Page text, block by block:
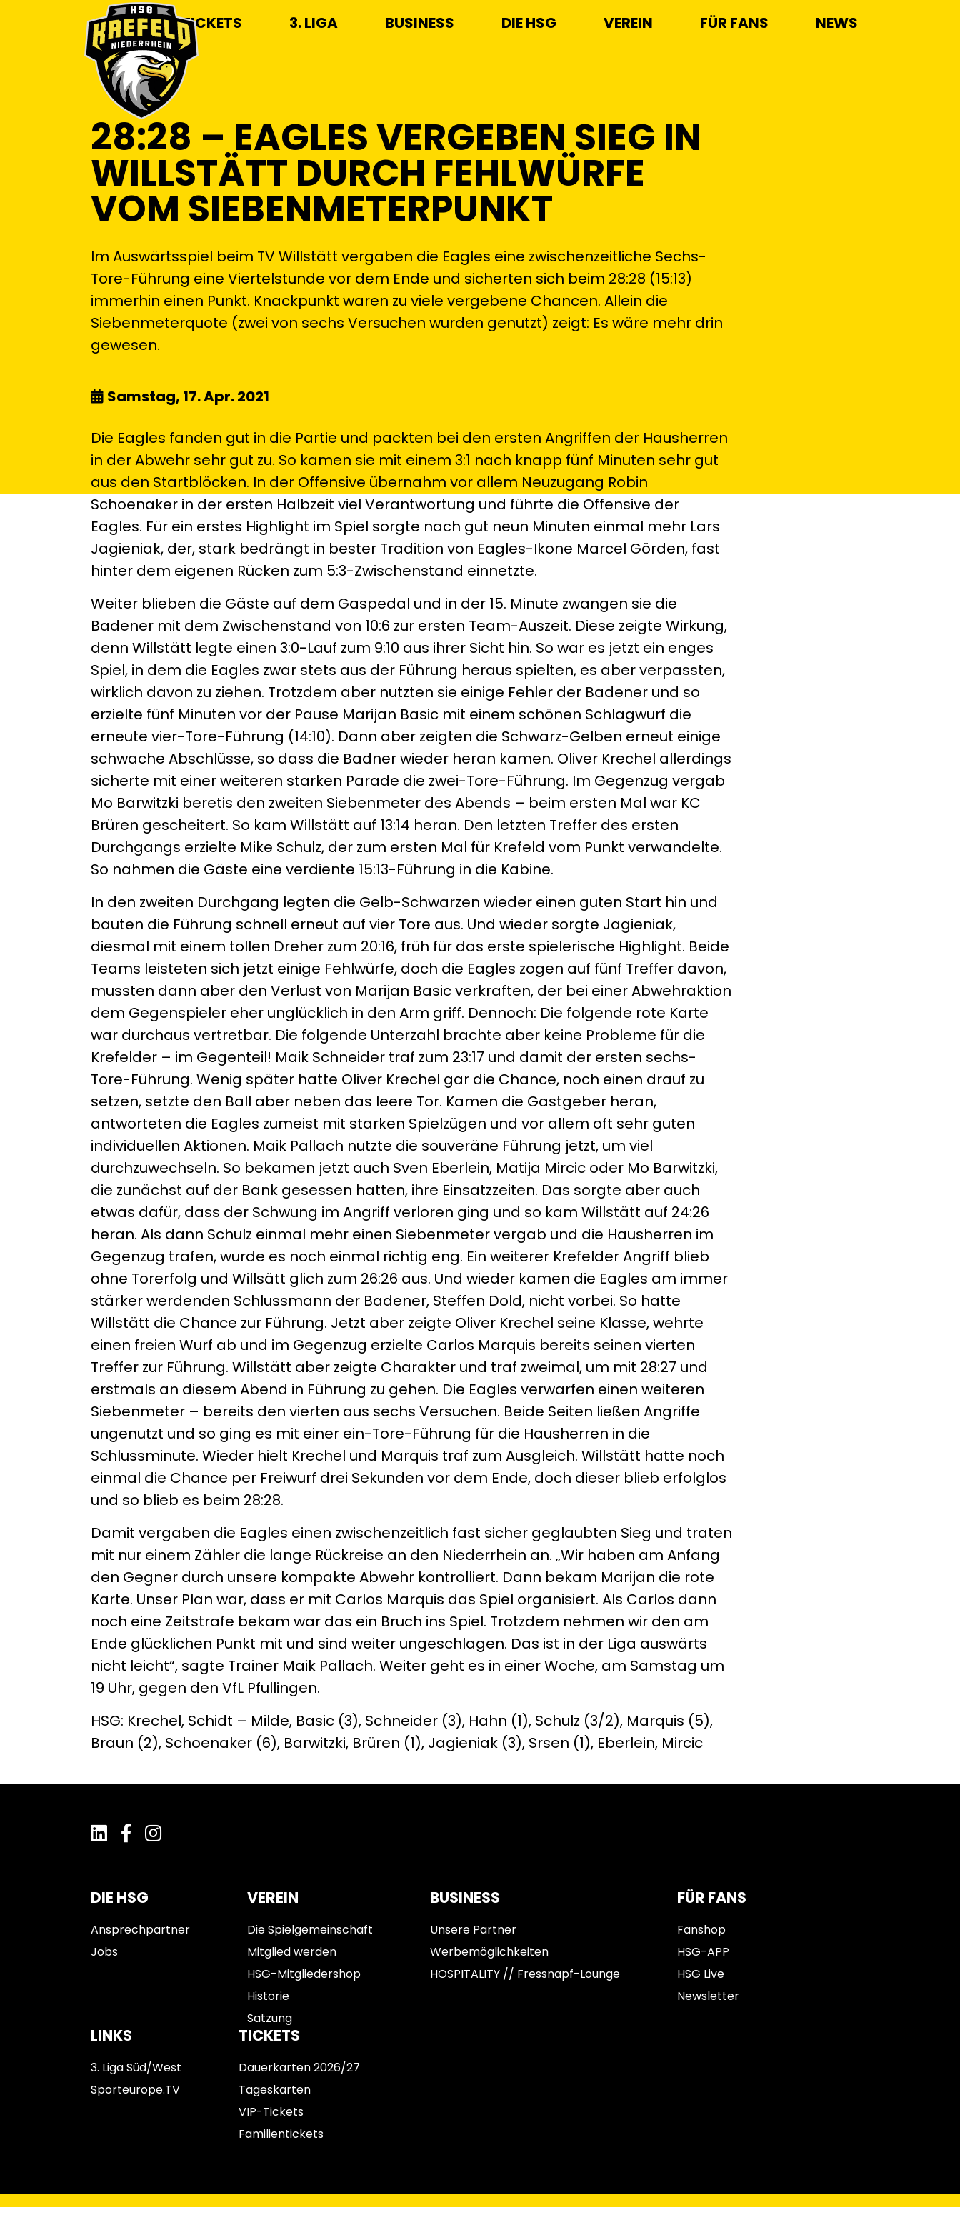
TICKETS 3. LIGA BUSINESS DIE HSG VEREIN FÜR FANS NEWS
28:28 – EAGLES VERGEBEN SIEG IN
WILLSTÄTT DURCH FEHLWÜRFE
VOM SIEBENMETERPUNKT
Im Auswärtsspiel beim TV Willstätt vergaben die Eagles eine zwischenzeitliche Sechs-
Tore-Führung eine Viertelstunde vor dem Ende und sicherten sich beim 28:28 (15:13)
immerhin einen Punkt. Knackpunkt waren zu viele vergebene Chancen. Allein die
Siebenmeterquote (zwei von sechs Versuchen wurden genutzt) zeigt: Es wäre mehr drin
gewesen.
Samstag, 17. Apr. 2021
Die Eagles fanden gut in die Partie und packten bei den ersten Angriffen der Hausherren
in der Abwehr sehr gut zu. So kamen sie mit einem 3:1 nach knapp fünf Minuten sehr gut
aus den Startblöcken. In der Offensive übernahm vor allem Neuzugang Robin
Schoenaker in der ersten Halbzeit viel Verantwortung und führte die Offensive der
Eagles. Für ein erstes Highlight im Spiel sorgte nach gut neun Minuten einmal mehr Lars
Jagieniak, der, stark bedrängt in bester Tradition von Eagles-Ikone Marcel Görden, fast
hinter dem eigenen Rücken zum 5:3-Zwischenstand einnetzte.
Weiter blieben die Gäste auf dem Gaspedal und in der 15. Minute zwangen sie die
Badener mit dem Zwischenstand von 10:6 zur ersten Team-Auszeit. Diese zeigte Wirkung,
denn Willstätt legte einen 3:0-Lauf zum 9:10 aus ihrer Sicht hin. So war es jetzt ein enges
Spiel, in dem die Eagles zwar stets aus der Führung heraus spielten, es aber verpassten,
wirklich davon zu ziehen. Trotzdem aber nutzten sie einige Fehler der Badener und so
erzielte fünf Minuten vor der Pause Marijan Basic mit einem schönen Schlagwurf die
erneute vier-Tore-Führung (14:10). Dann aber zeigten die Schwarz-Gelben erneut einige
schwache Abschlüsse, so dass die Badner wieder heran kamen. Oliver Krechel allerdings
sicherte mit einer weiteren starken Parade die zwei-Tore-Führung. Im Gegenzug vergab
Mo Barwitzki beretis den zweiten Siebenmeter des Abends – beim ersten Mal war KC
Brüren gescheitert. So kam Willstätt auf 13:14 heran. Den letzten Treffer des ersten
Durchgangs erzielte Mike Schulz, der zum ersten Mal für Krefeld vom Punkt verwandelte.
So nahmen die Gäste eine verdiente 15:13-Führung in die Kabine.
In den zweiten Durchgang legten die Gelb-Schwarzen wieder einen guten Start hin und
bauten die Führung schnell erneut auf vier Tore aus. Und wieder sorgte Jagieniak,
diesmal mit einem tollen Dreher zum 20:16, früh für das erste spielerische Highlight. Beide
Teams leisteten sich jetzt einige Fehlwürfe, doch die Eagles zogen auf fünf Treffer davon,
mussten dann aber den Verlust von Marijan Basic verkraften, der bei einer Abwehraktion
dem Gegenspieler eher unglücklich in den Arm griff. Dennoch: Die folgende rote Karte
war durchaus vertretbar. Die folgende Unterzahl brachte aber keine Probleme für die
Krefelder – im Gegenteil! Maik Schneider traf zum 23:17 und damit der ersten sechs-
Tore-Führung. Wenig später hatte Oliver Krechel gar die Chance, noch einen drauf zu
setzen, setzte den Ball aber neben das leere Tor. Kamen die Gastgeber heran,
antworteten die Eagles zumeist mit starken Spielzügen und vor allem oft sehr guten
individuellen Aktionen. Maik Pallach nutzte die souveräne Führung jetzt, um viel
durchzuwechseln. So bekamen jetzt auch Sven Eberlein, Matija Mircic oder Mo Barwitzki,
die zunächst auf der Bank gesessen hatten, ihre Einsatzzeiten. Das sorgte aber auch
etwas dafür, dass der Schwung im Angriff verloren ging und so kam Willstätt auf 24:26
heran. Als dann Schulz einmal mehr einen Siebenmeter vergab und die Hausherren im
Gegenzug trafen, wurde es noch einmal richtig eng. Ein weiterer Krefelder Angriff blieb
ohne Torerfolg und Willsätt glich zum 26:26 aus. Und wieder kamen die Eagles am immer
stärker werdenden Schlussmann der Badener, Steffen Dold, nicht vorbei. So hatte
Willstätt die Chance zur Führung. Jetzt aber zeigte Oliver Krechel seine Klasse, wehrte
einen freien Wurf ab und im Gegenzug erzielte Carlos Marquis bereits seinen vierten
Treffer zur Führung. Willstätt aber zeigte Charakter und traf zweimal, um mit 28:27 und
erstmals an diesem Abend in Führung zu gehen. Die Eagles verwarfen einen weiteren
Siebenmeter – bereits den vierten aus sechs Versuchen. Beide Seiten ließen Angriffe
ungenutzt und so ging es mit einer ein-Tore-Führung für die Hausherren in die
Schlussminute. Wieder hielt Krechel und Marquis traf zum Ausgleich. Willstätt hatte noch
einmal die Chance per Freiwurf drei Sekunden vor dem Ende, doch dieser blieb erfolglos
und so blieb es beim 28:28.
Damit vergaben die Eagles einen zwischenzeitlich fast sicher geglaubten Sieg und traten
mit nur einem Zähler die lange Rückreise an den Niederrhein an. „Wir haben am Anfang
den Gegner durch unsere kompakte Abwehr kontrolliert. Dann bekam Marijan die rote
Karte. Unser Plan war, dass er mit Carlos Marquis das Spiel organisiert. Als Carlos dann
noch eine Zeitstrafe bekam war das ein Bruch ins Spiel. Trotzdem nehmen wir den am
Ende glücklichen Punkt mit und sind weiter ungeschlagen. Das ist in der Liga auswärts
nicht leicht“, sagte Trainer Maik Pallach. Weiter geht es in einer Woche, am Samstag um
19 Uhr, gegen den VfL Pfullingen.
HSG: Krechel, Schidt – Milde, Basic (3), Schneider (3), Hahn (1), Schulz (3/2), Marquis (5),
Braun (2), Schoenaker (6), Barwitzki, Brüren (1), Jagieniak (3), Srsen (1), Eberlein, Mircic
DIE HSG
Ansprechpartner
Jobs
VEREIN
Die Spielgemeinschaft
Mitglied werden
HSG-Mitgliedershop
Historie
Satzung
BUSINESS
Unsere Partner
Werbemöglichkeiten
HOSPITALITY // Fressnapf-Lounge
FÜR FANS
Fanshop
HSG-APP
HSG Live
Newsletter
LINKS
3. Liga Süd/West
Sporteurope.TV
TICKETS
Dauerkarten 2026/27
Tageskarten
VIP-Tickets
Familientickets